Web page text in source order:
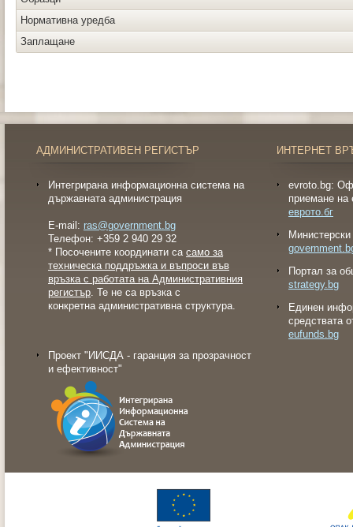
Нормативна уредба
Заплащане
АДМИНИСТРАТИВЕН РЕГИСТЪР
Интегрирана информационна система на
държавната администрация
E-mail: ras@government.bg
Телефон: +359 2 940 29 32
* Посочените координати са само за
техническа поддръжка и въпроси във
връзка с работата на Административния
регистър. Те не са връзка с
конкретна административна структура.
Проект "ИИСДА - гаранция за прозрачност
и ефективност"
ИНТЕРНЕТ
evroto.bg:
приемане на
еврото.бг
Портал за
strategy.bg
Eдинен
средствата
eufunds.bg